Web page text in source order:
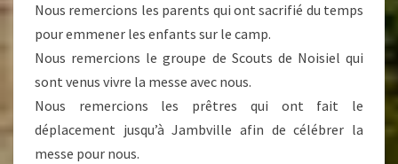
Nous remercions les parents qui ont sacrifié du temps
pour emmener les enfants sur le camp.
Nous remercions le groupe de Scouts de Noisiel qui
sont venus vivre la messe avec nous.
Nous remercions les prêtres qui ont fait le
déplacement jusqu’à Jambville afin de célébrer la
messe pour nous.